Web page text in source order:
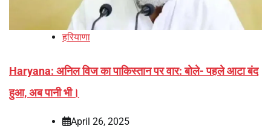
हरियाणा
Haryana: अनिल विज का पाकिस्तान पर वार: बोले- पहले आटा बंद
हुआ, अब पानी भी।
April 26, 2025